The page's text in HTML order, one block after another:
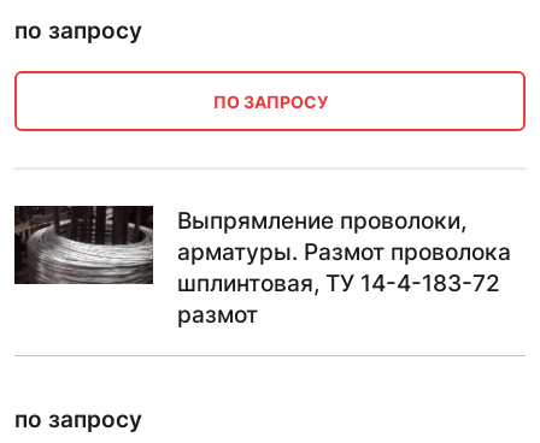
по запросу
ПО ЗАПРОСУ
Выпрямление проволоки,
арматуры. Размот проволока
шплинтовая, ТУ 14-4-183-72
размот
по запросу